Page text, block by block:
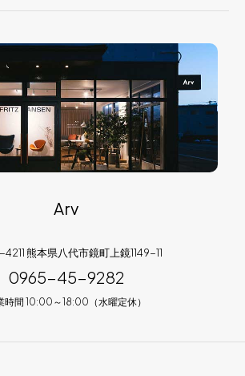
Arv
熊本県八代市鏡町上鏡1149-11
0965-45-9282
時間 10:00～18:00（水曜定休）